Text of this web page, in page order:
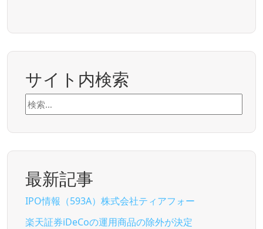
サイト内検索
検
索:
最新記事
IPO情報（593A）株式会社ティアフォー
楽天証券iDeCoの運用商品の除外が決定